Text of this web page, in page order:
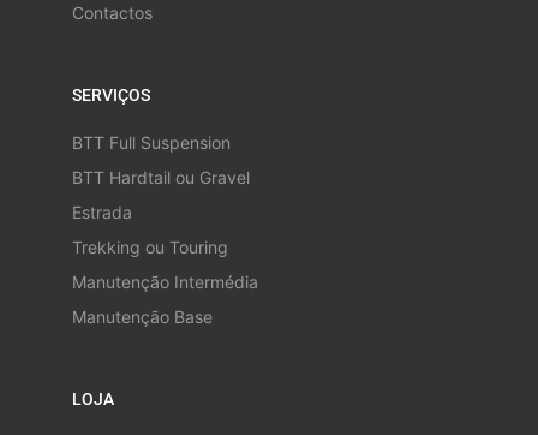
Contactos
SERVIÇOS
BTT Full Suspension
BTT Hardtail ou Gravel
Estrada
Trekking ou Touring
Manutenção Intermédia
Manutenção Base
LOJA